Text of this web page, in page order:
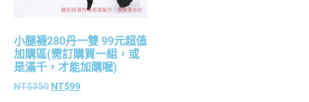
小腿襪280丹一雙 99元超值
加購區(需訂購買一組，或
是滿千，才能加購喔)
NT$350 NT$99